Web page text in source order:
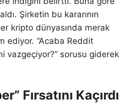
Şirketin bu kararının
kripto dünyasında merak
ediyor. “Acaba Reddit
vazgeçiyor?” sorusu giderek
Fırsatını Kaçırdı